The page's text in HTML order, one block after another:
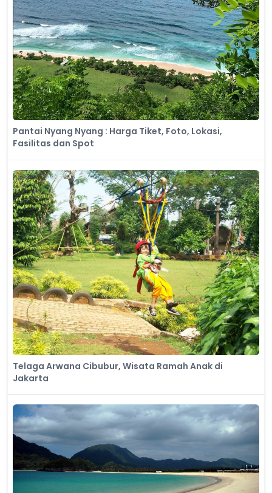
Pantai Nyang Nyang : Harga Tiket, Foto, Lokasi,
Fasilitas dan Spot
Telaga Arwana Cibubur, Wisata Ramah Anak di
Jakarta